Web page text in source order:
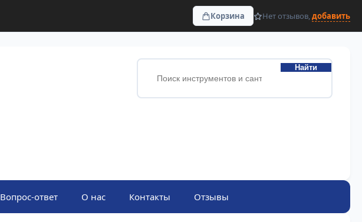
Корзина Нет отзывов,добавить
Найти
Вопрос-ответ О нас Контакты Отзывы